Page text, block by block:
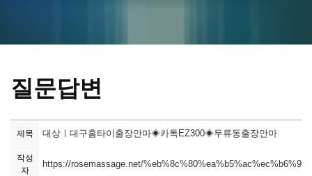
질문답변
제목 대상ㅣ대구홈타이출장안마◈카톡EZ300◈두류동출장안마
작성
자
https://rosemassage.net/%eb%8c%80%ea%b5%ac%ec%b6%9